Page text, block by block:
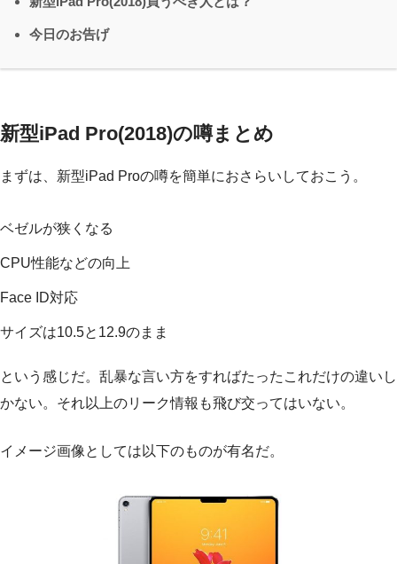
今日のお告げ
新型iPad Pro(2018)の噂まとめ
まずは、新型iPad Proの噂を簡単におさらいしておこう。
ベゼルが狭くなる
CPU性能などの向上
Face ID対応
サイズは10.5と12.9のまま
という感じだ。乱暴な言い方をすればたったこれだけの違いし
かない。それ以上のリーク情報も飛び交ってはいない。
イメージ画像としては以下のものが有名だ。